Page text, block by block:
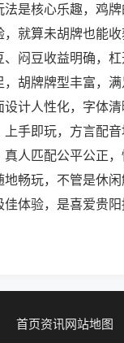
法是核心乐趣，鸡
，就算未胡牌也能
、闷豆收益明确，
胡牌牌型丰富，
计人性化，字体清
上手即玩，方言配
真人匹配公平公正
地畅玩，不管是休
体验，是喜爱贵
首页资讯网站地图